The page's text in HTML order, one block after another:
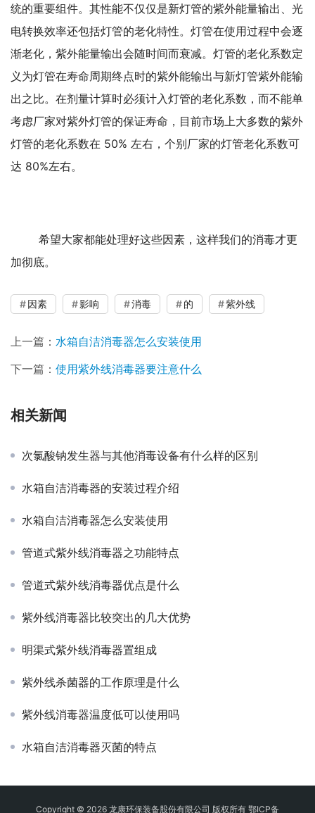
统的重要组件。其性能不仅仅是新灯管的紫外能量输出、光
电转换效率还包括灯管的老化特性。灯管在使用过程中会逐
渐老化，紫外能量输出会随时间而衰减。 灯管的老化系数定
义为灯管在寿命周期终点时的紫外能输出与新灯管紫外能输
出之比。在剂量计算时必须计入灯管的老化系数，而不能单
考虑厂家对紫外灯管的保证寿命，目前市场上大多数的紫外
灯管的老化系数在 50% 左右，个别厂家的灯管老化系数可
达 80%左右。
加彻底。
因素 影响 消毒 的 紫外线
上一篇： 水箱自洁消毒器怎么安装使用
下一篇： 使用紫外线消毒器要注意什么
相关新闻
次氯酸钠发生器与其他消毒设备有什么样的区别
水箱自洁消毒器的安装过程介绍
水箱自洁消毒器怎么安装使用
管道式紫外线消毒器之功能特点
管道式紫外线消毒器优点是什么
紫外线消毒器比较突出的几大优势
明渠式紫外线消毒器置组成
紫外线杀菌器的工作原理是什么
紫外线消毒器温度低可以使用吗
水箱自洁消毒器灭菌的特点
Copyright © 2026 龙康环保装备股份有限公司 版权所有 鄂ICP备